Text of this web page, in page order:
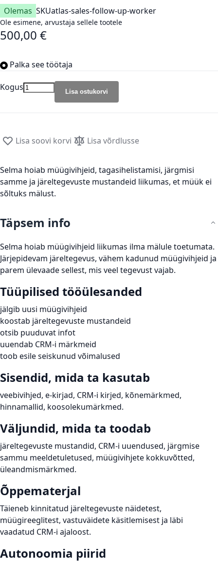
Olemas SKUatlas-sales-follow-up-worker
Ole esimene, arvustaja sellele tootele
500,00 €
Palka see töötaja
Kogus Lisa ostukorvi
Lisa soovi korvi Lisa võrdlusse
Selma hoiab müügivihjeid, tagasihelistamisi, järgmisi
samme ja järeltegevuste mustandeid liikumas, et müük ei
sõltuks mälust.
Täpsem info
Selma hoiab müügivihjeid liikumas ilma mälule toetumata.
Järjepidevam järeltegevus, vähem kadunud müügivihjeid ja
parem ülevaade sellest, mis veel tegevust vajab.
Tüüpilised tööülesanded
jälgib uusi müügivihjeid
koostab järeltegevuste mustandeid
otsib puuduvat infot
uuendab CRM-i märkmeid
toob esile seiskunud võimalused
Sisendid, mida ta kasutab
veebivihjed, e-kirjad, CRM-i kirjed, kõnemärkmed,
hinnamallid, koosolekumärkmed.
Väljundid, mida ta toodab
järeltegevuste mustandid, CRM-i uuendused, järgmise
sammu meeldetuletused, müügivihjete kokkuvõtted,
üleandmismärkmed.
Õppematerjal
Täieneb kinnitatud järeltegevuste näidetest,
müügireeglitest, vastuväidete käsitlemisest ja läbi
vaadatud CRM-i ajaloost.
Autonoomia piirid